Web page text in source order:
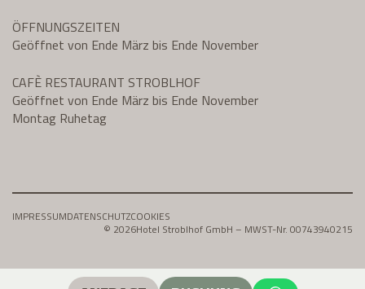
ÖFFNUNGSZEITEN
Geöffnet von Ende März bis Ende November
CAFÈ RESTAURANT STROBLHOF
Geöffnet von Ende März bis Ende November
Montag Ruhetag
IMPRESSUMDATENSCHUTZCOOKIES
© 2026Hotel Stroblhof GmbH – MWST-Nr. 00743940215